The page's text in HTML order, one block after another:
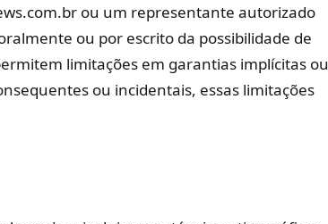
ou um representante autorizado
ou por escrito da possibilidade de
limitações em garantias implícitas ou
ou incidentais, essas limitações